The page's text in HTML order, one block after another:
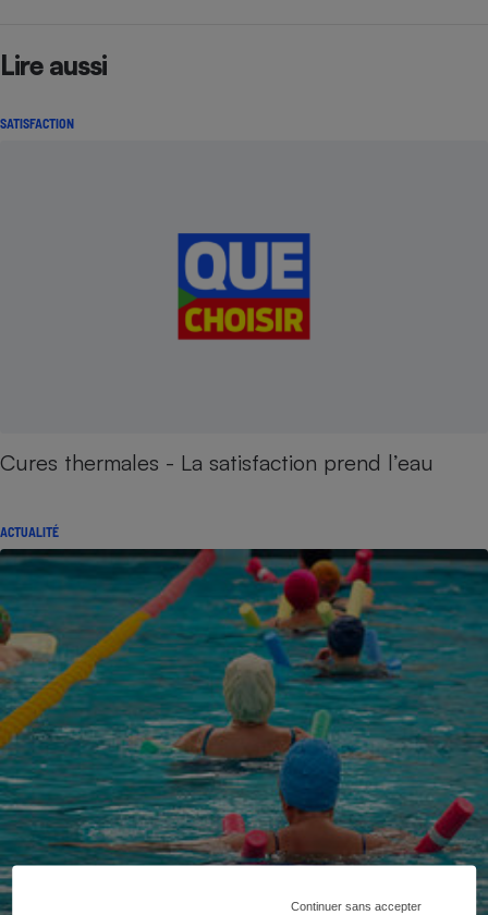
Continuer sans accepter
Lire aussi
SATISFACTION
Cures thermales - La satisfaction prend l’eau
ACTUALITÉ